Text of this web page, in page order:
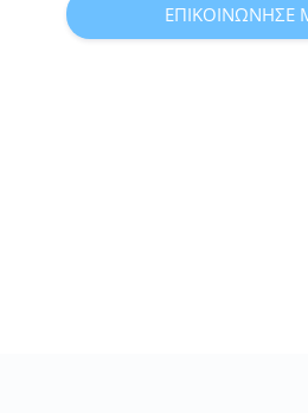
ΕΠΙΚΟΙΝΩΝΗΣΕ